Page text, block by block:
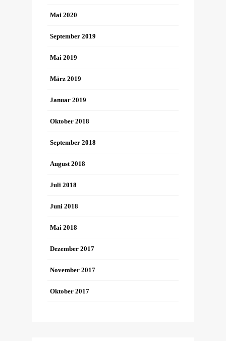
Mai 2020
September 2019
Mai 2019
März 2019
Januar 2019
Oktober 2018
September 2018
August 2018
Juli 2018
Juni 2018
Mai 2018
Dezember 2017
November 2017
Oktober 2017